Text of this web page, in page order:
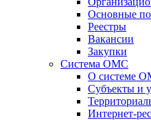
Основные
Реестры
Вакансии
Закупки
Система ОМС
О системе
Субъекты и
Интернет-